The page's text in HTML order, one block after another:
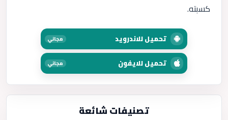
تصنيفات شائعة
كسبته.
تحميل للاندرويد مجاني
تحميل للايفون مجاني